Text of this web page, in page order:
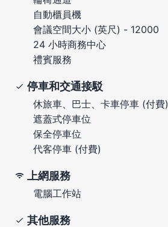
自動櫃員機
會議空間大小 (英尺) - 12000
24 小時商務中心
禮賓服務
停車和交通接駁
休旅車、巴士、卡車停車 (付費)
遮蓋式停車位
保全停車位
代客停車 (付費)
上網服務
電腦工作站
其他服務